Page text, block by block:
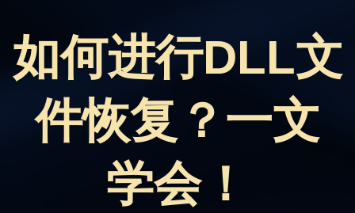
数据恢复
数据备份
如何进行DLL文
件恢复？一文
学会！